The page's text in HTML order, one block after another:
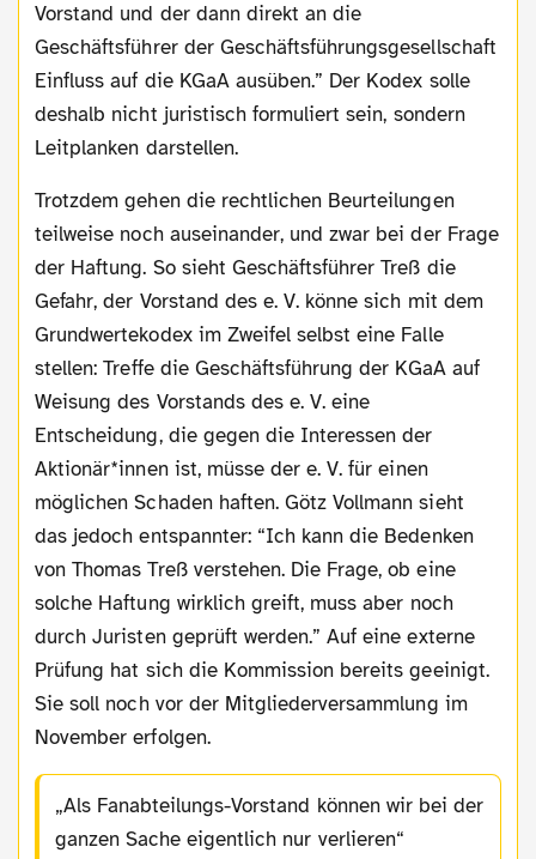
Vorstand und der dann direkt an die
Geschäftsführer der Geschäftsführungsgesellschaft
Einfluss auf die KGaA ausüben.” Der Kodex solle
deshalb nicht juristisch formuliert sein, sondern
Leitplanken darstellen.
Trotzdem gehen die rechtlichen Beurteilungen
teilweise noch auseinander, und zwar bei der Frage
der Haftung. So sieht Geschäftsführer Treß die
Gefahr, der Vorstand des e. V. könne sich mit dem
Grundwertekodex im Zweifel selbst eine Falle
stellen: Treffe die Geschäftsführung der KGaA auf
Weisung des Vorstands des e. V. eine
Entscheidung, die gegen die Interessen der
Aktionär*innen ist, müsse der e. V. für einen
möglichen Schaden haften. Götz Vollmann sieht
das jedoch entspannter: “Ich kann die Bedenken
von Thomas Treß verstehen. Die Frage, ob eine
solche Haftung wirklich greift, muss aber noch
durch Juristen geprüft werden.” Auf eine externe
Prüfung hat sich die Kommission bereits geeinigt.
Sie soll noch vor der Mitgliederversammlung im
November erfolgen.
Als Fanabteilungs-Vorstand können wir bei der
ganzen Sache eigentlich nur verlieren